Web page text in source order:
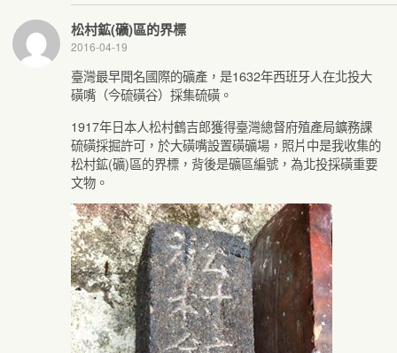
松村鉱(礦)區的界標
2016-04-19
臺灣最早聞名國際的礦產，是1632年西班牙人在北投大
磺嘴（今硫磺谷）採集硫磺。
1917年日本人松村鶴吉郎獲得臺灣總督府殖產局鑛務課
硫磺採掘許可，於大磺嘴設置磺礦場，照片中是我收集的
松村鉱(礦)區的界標，背後是礦區編號，為北投採磺重要
文物。